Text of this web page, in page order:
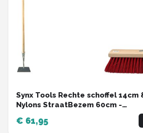
Synx Tools Rechte schoffel 14cm
Nylons StraatBezem 60cm -
Onkruidverwijderaar - Schoffel
cm steel met hilt - Straatbezem
€ 61,95